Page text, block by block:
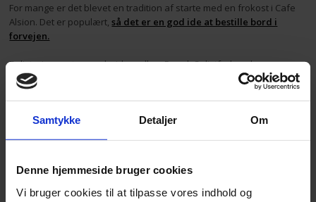
Samtykke Detaljer Om
Denne hjemmeside bruger cookies
Vi bruger cookies til at tilpasse vores indhold og
For mange er det blevet en tradition af starte med en frokost i Cafe
Alsion. Det er populært,så det er en god ide at bestille bord i
forvejen.
Solisterier er et samarbejde mellem Dansk Solistforbund,
Koncertsalen Alsion, Sønderborg Kommune og Cafe Alsion.